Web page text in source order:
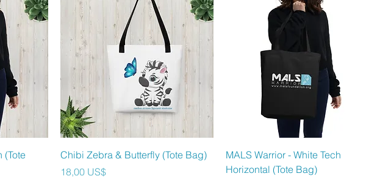
(Tote
Vista rápida
Chibi Zebra & Butterfly (Tote Bag)
Precio
18,00 US$
Vista rápida
MALS Warrior - White Tech
Horizontal (Tote Bag)